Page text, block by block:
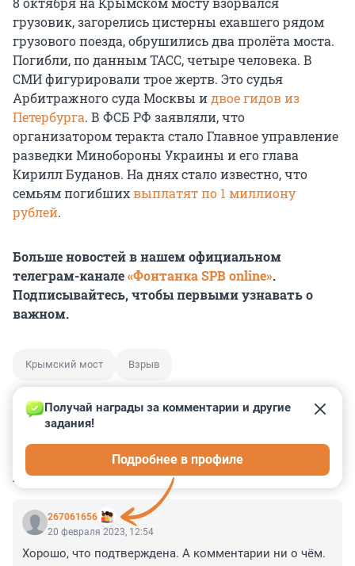
грузовик, загорелись цистерны ехавшего рядом
грузового поезда, обрушились два пролёта моста.
Погибли, по данным ТАСС, четыре человека. В
СМИ фигурировали трое жертв. Это судья
Арбитражного суда Москвы идвое гидов из
Петербурга. В ФСБ РФ заявляли, что
организатором теракта стало Главное управление
разведки Минобороны Украины и его глава
Кирилл Буданов. На днях стало известно, что
семьям погибшихвыплатят по 1 миллиону
рублей.
Больше новостей в нашем официальном
телеграм-канале«Фонтанка SPB online».
Подписывайтесь, чтобы первыми узнавать о
важном.
Крымский мост Взрыв
КОММЕНТАРИИ 40
267061656
Получай награды за комментарии и другие
задания!
Подробнее в профиле
20 февраля 2023, 12:54
Хорошо, что подтверждена. А комментарии ни о чём.